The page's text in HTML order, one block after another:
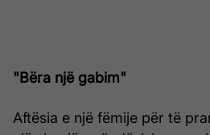
"Bëra një gabim"
Aftësia e një fëmije për të